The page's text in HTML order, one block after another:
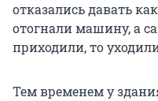
отказались давать
отогнали машину, а
приходили, то
Тем временем у